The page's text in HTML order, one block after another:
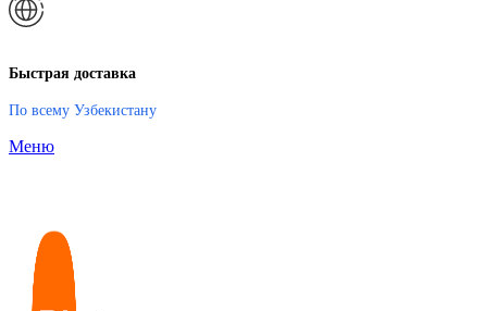
Быстрая доставка
По всему Узбекистану
Меню